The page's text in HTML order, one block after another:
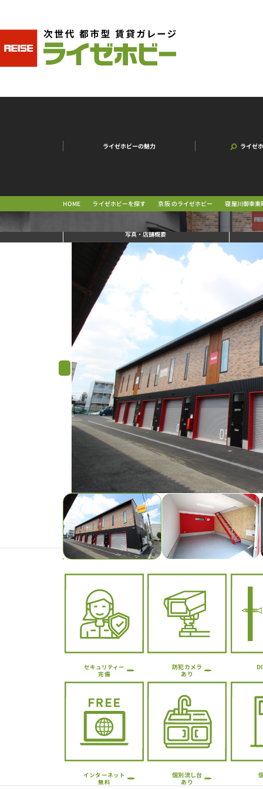
ライゼホビーの魅力 ライゼ
HOME ライゼホビーを探す 京阪 のライゼホビー 寝屋川御幸東
写真・店舗概要
Previous
Previous
セキュリティー
完備
防犯カメラ
あり
インターネット
無料
個別流し台
あり